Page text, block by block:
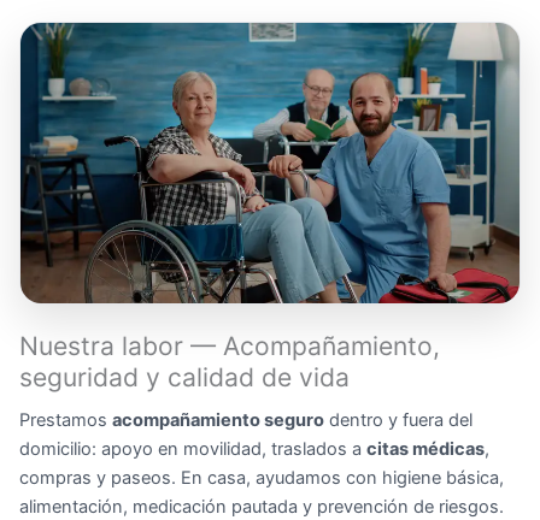
Nuestra labor — Acompañamiento,
seguridad y calidad de vida
Prestamos acompañamiento seguro dentro y fuera del
domicilio: apoyo en movilidad, traslados a citas médicas,
compras y paseos. En casa, ayudamos con higiene básica,
alimentación, medicación pautada y prevención de riesgos.